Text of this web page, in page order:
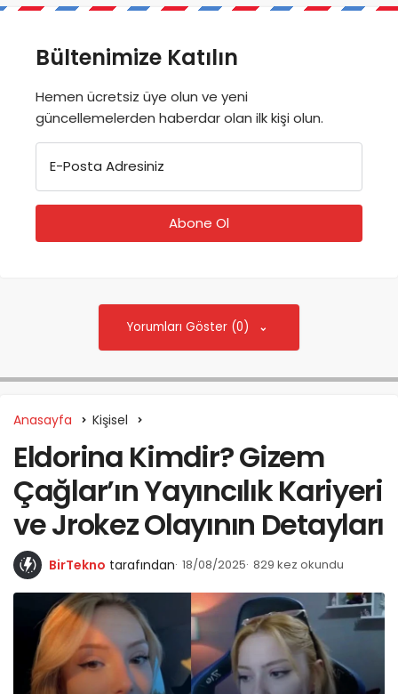
Bültenimize Katılın
Hemen ücretsiz üye olun ve yeni
güncellemelerden haberdar olan ilk kişi olun.
E-Posta Adresiniz
Yorumları Göster (0)
Anasayfa Kişisel
Eldorina Kimdir? Gizem
Çağlar’ın Yayıncılık Kariyeri
ve Jrokez Olayının Detayları
BirTekno tarafından 18/08/2025 829 kez okundu